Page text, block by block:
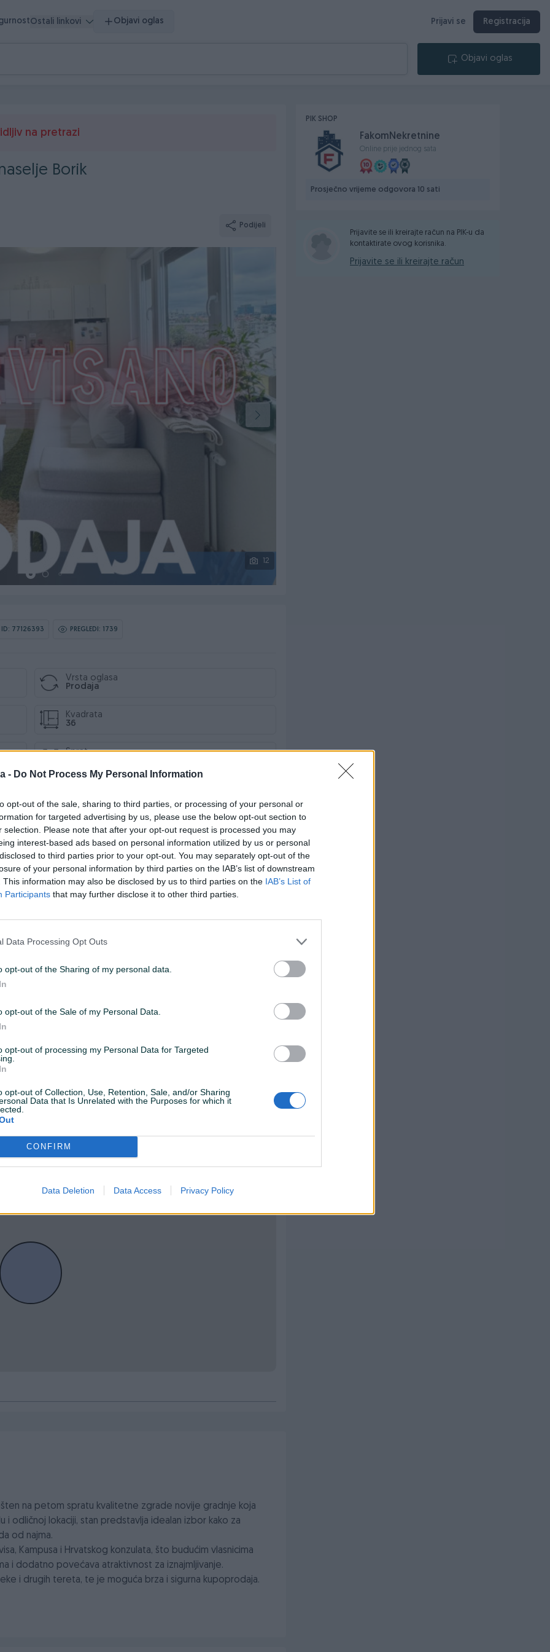
- Do Not Process My Personal Information
opt-out of the sale, sharing to third parties, or processing of your personal or
for targeted advertising by us, please use the below opt-out section to
selection. Please note that after your opt-out request is processed you may
interest-based ads based on personal information utilized by us or personal
to third parties prior to your opt-out. You may separately opt-out of the
of your personal information by third parties on the IAB’s list of downstream
This information may also be disclosed by us to third parties on the IAB’s List of
Participants that may further disclose it to other third parties.
Data Processing Opt Outs
opt-out of the Sharing of my personal data.
opt-out of the Sale of my Personal Data.
opt-out of processing my Personal Data for Targeted
opt-out of Collection, Use, Retention, Sale, and/or Sharing
Data that Is Unrelated with the Purposes for which it
CONFIRM
Data Deletion Data Access Privacy Policy
Ostali linkovi Objavi oglas Prijavi se Registracija
Objavi oglas
na pretrazi
Borik
Podijeli
12
ID: 77126393 PREGLEDI: 1739
Vrsta oglasa
Prodaja
Kvadrata
36
Sprat
Balkon
Milana Karanovića
Internet
na petom spratu kvalitetne zgrade novije gradnje koja
i odličnoj lokaciji, stan predstavlja idealan izbor kako za
od najma.
Kampusa i Hrvatskog konzulata, što budućim vlasnicima
i dodatno povećava atraktivnost za iznajmljivanje.
i drugih tereta, te je moguća brza i sigurna kupoprodaja.
PIK SHOP
FakomNekretnine
Online prije jednog sata
Prosječno vrijeme odgovora 10 sati
Prijavite se ili kreirajte račun na PIK-u da
kontaktirate ovog korisnika.
Prijavite se ili kreirajte račun